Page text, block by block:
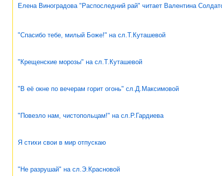
Елена Виноградова "Распоследний рай" читает Валентина
"Спасибо тебе, милый Боже!" на сл.Т.Куташевой
"Крещенские морозы" на сл.Т.Куташевой
"В её окне по вечерам горит огонь" сл.Д.Максимовой
"Повезло нам, чистопольцам!" на сл.Р.Гардиева
Я стихи свои в мир отпускаю
"Не разрушай" на сл.Э.Красновой